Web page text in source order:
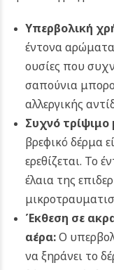
Υπερβολική
έντονα
ουσίες που
σαπούνια
αλλεργικής
Συχνό
βρεφικό δέρμα
ερεθίζεται. Το
έλαια της
Έκθεση σε
αέρα:Ο
να ξηράνει το